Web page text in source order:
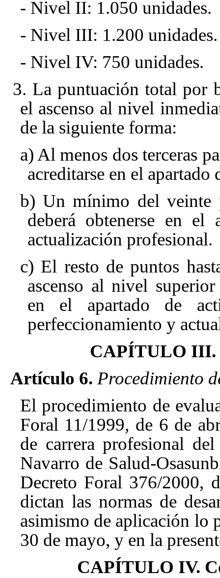
- Nivel II: 1.050 unidades.
- Nivel III: 1.200 unidades.
- Nivel IV: 750 unidades.
3. La puntuación total por
el ascenso al nivel
de la siguiente forma:
a) Al menos dos terceras
acreditarse en el
b) Un mínimo del veinte
deberá obtenerse en el
actualización profesional.
c) El resto de puntos
ascenso al nivel
en el apartado de
perfeccionamiento y
CAPÍTULO III.
Artículo 6. Procedimiento
El procedimiento de
Foral 11/1999, de 6 de
de carrera profesional
Navarro de Salud-
Decreto Foral 376/2000,
dictan las normas de
asimismo de aplicación lo
30 de mayo, y en la
CAPÍTULO IV.